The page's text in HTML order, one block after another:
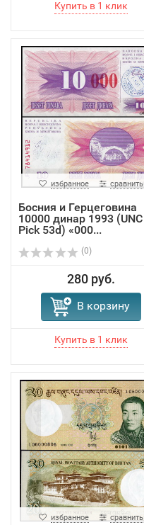
избранное сравнить
Босния и Герцеговина
10000 динар 1993 (UNC
Pick 53d) «000...
(0)
280 руб.
В корзину
избранное сравнить